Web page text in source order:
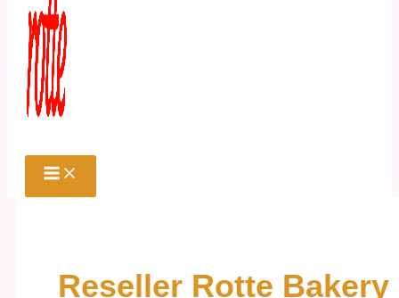
Reseller Rotte Bakery